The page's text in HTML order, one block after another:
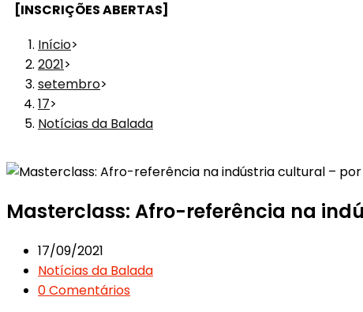
[INSCRIÇÕES ABERTAS]
Início>
2021>
setembro>
17>
Notícias da Balada
Masterclass: Afro-referência na
17/09/2021
Notícias da Balada
0 Comentários